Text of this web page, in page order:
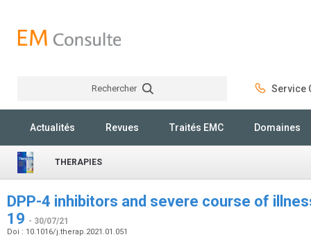
Rechercher Service
Actualités Revues Traités EMC Domaines
THERAPIES
DPP-4 inhibitors and severe course of
19 - 30/07/21
Doi : 10.1016/j.therap.2021.01.051